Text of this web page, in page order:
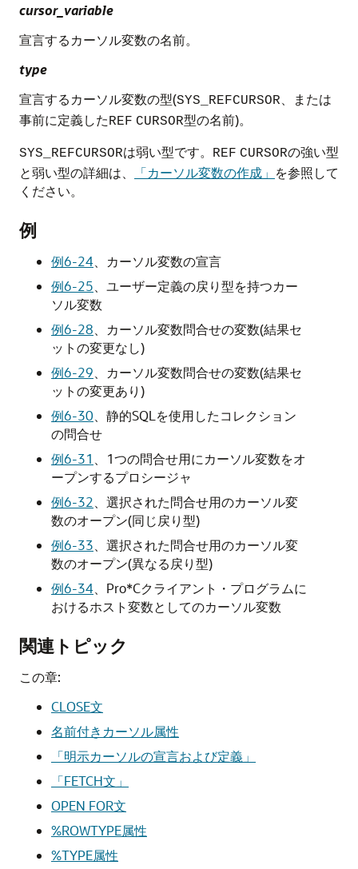
cursor_variable
宣言するカーソル変数の名前。
type
宣言するカーソル変数の型(SYS_REFCURSOR
、または
事前に定義したREF CURSOR型の名前)。
SYS_REFCURSORは弱い型です。 REF CURSORの強い型
と弱い型の詳細は、
「カーソル変数の作成」 を参照して
ください。
例
例6-24
カーソル変数の宣言
例6-25
ユーザー定義の戻り型を持つカー
ソル変数
例6-28
カーソル変数問合せの変数(結果セ
ットの変更なし)
例6-29
カーソル変数問合せの変数(結果セ
ットの変更あり)
例6-30
静的SQLを使用したコレクション
の問合せ
例6-31
1つの問合せ用にカーソル変数をオ
ープンするプロシージャ
例6-32
選択された問合せ用のカーソル変
数のオープン(同じ戻り型)
例6-33
選択された問合せ用のカーソル変
数のオープン(異なる戻り型)
例6-34
Pro*Cクライアント・プログラムに
おけるホスト変数としてのカーソル変数
関連トピック
この章:
CLOSE文
名前付きカーソル属性
「明示カーソルの宣言および定義」
「FETCH文」
OPEN FOR文
%ROWTYPE属性
%TYPE属性